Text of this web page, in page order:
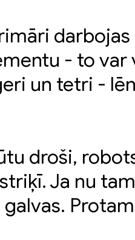
- to var
un tetri -
droši,
Ja nu
galvas.